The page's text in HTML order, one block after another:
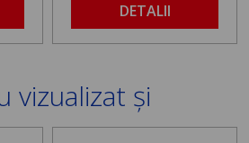
DETALII
vizualizat și